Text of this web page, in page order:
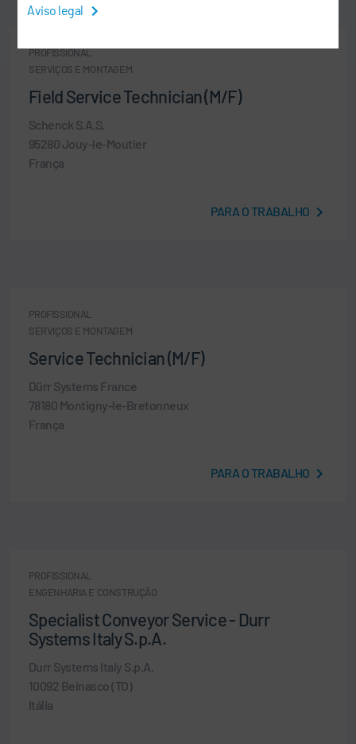
Aviso legal
PROFISSIONAL
SERVIÇOS E MONTAGEM
Field Service Technician (M/F)
Schenck S.A.S.
95280 Jouy-le-Moutier
França
PARA O TRABALHO
PROFISSIONAL
SERVIÇOS E MONTAGEM
Service Technician (M/F)
Dürr Systems France
78180 Montigny-le-Bretonneux
França
PARA O TRABALHO
PROFISSIONAL
ENGENHARIA E CONSTRUÇÃO
Specialist Conveyor Service - Durr
Systems Italy S.p.A.
Durr Systems Italy S.p.A.
10092 Beinasco (TO)
Itália